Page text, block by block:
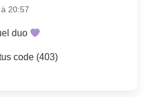
20:57
duo
code (403)